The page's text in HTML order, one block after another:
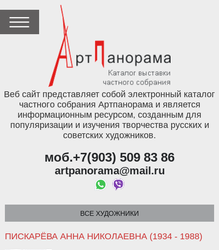
Веб сайт представляет собой электронный каталог
частного собрания Артпанорама и является
информационным ресурсом, созданным для
популяризации и изучения творчества русских и
советских художников.
моб.+7(903) 509 83 86
artpanorama@mail.ru
ВСЕ ХУДОЖНИКИ
ПИСКАРЁВА АННА НИКОЛАЕВНА (1934 - 1988)